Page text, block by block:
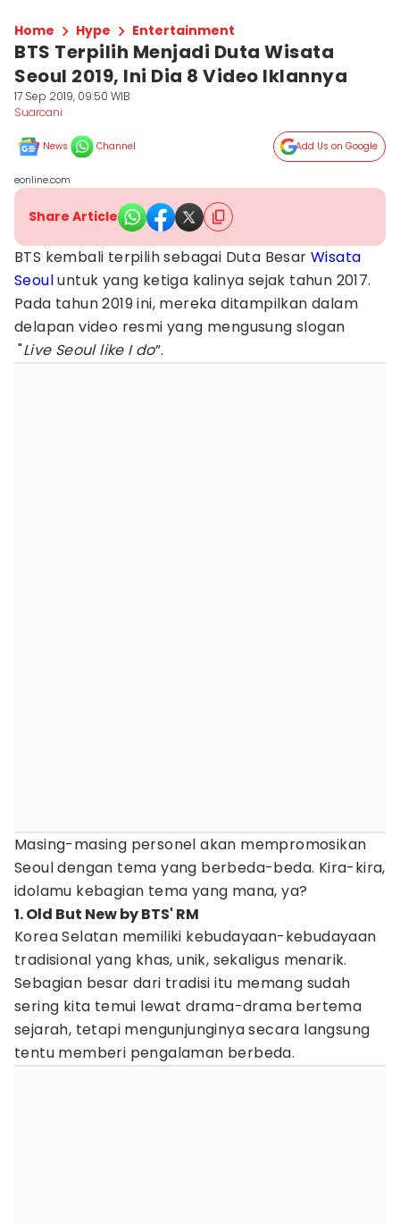
Home Hype Entertainment
BTS Terpilih Menjadi Duta Wisata
Seoul 2019, Ini Dia 8 Video Iklannya
17 Sep 2019, 09:50 WIB
Suarcani
News Channel Add Us on Google
eonline.com
Share Article
BTS kembali terpilih sebagai Duta Besar Wisata
Seouluntuk yang ketiga kalinya sejak tahun 2017.
Pada tahun 2019 ini, mereka ditampilkan dalam
delapan video resmi yang mengusung slogan
"Live Seoul like I do”.
Masing-masing personel akan mempromosikan
Seoul dengan tema yang berbeda-beda. Kira-kira,
idolamu kebagian tema yang mana, ya?
1. Old But New by BTS' RM
Korea Selatan memiliki kebudayaan-kebudayaan
tradisional yang khas, unik, sekaligus menarik.
Sebagian besar dari tradisi itu memang sudah
sering kita temui lewat drama-drama bertema
sejarah, tetapi mengunjunginya secara langsung
tentu memberi pengalaman berbeda.